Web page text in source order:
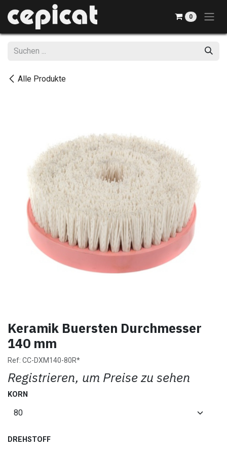
Zum Inhalt springen
0
Alle Produkte
Keramik Buersten Durchmesser
140 mm
Ref: CC-DXM140-80R*
Registrieren, um Preise zu sehen
KORN
DREHSTOFF